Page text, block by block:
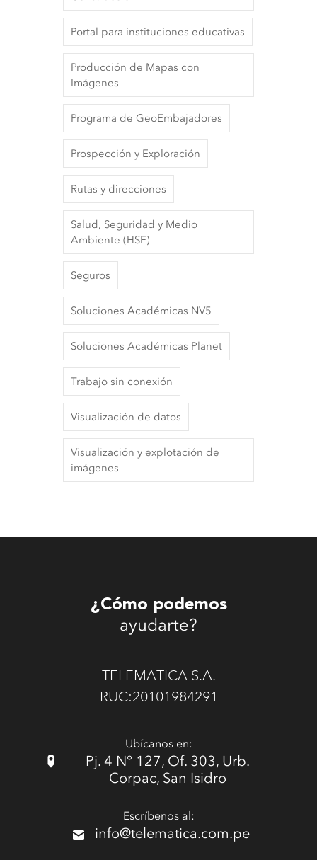
Portal para instituciones educativas
Producción de Mapas con
Imágenes
Programa de GeoEmbajadores
Prospección y Exploración
Rutas y direcciones
Salud, Seguridad y Medio
Ambiente (HSE)
Seguros
Soluciones Académicas NV5
Soluciones Académicas Planet
Trabajo sin conexión
Visualización de datos
Visualización y explotación de
imágenes
¿Cómo podemos
ayudarte?
TELEMATICA S.A.
RUC:20101984291
Ubícanos en:
Pj. 4 N° 127, Of. 303, Urb.
Corpac, San Isidro
Escríbenos al:
info@telematica.com.pe